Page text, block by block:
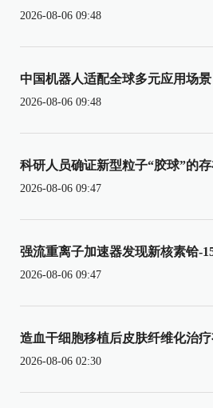
2026-08-06 09:48
中国机器人适配全球多元应用场景
2026-08-06 09:48
科研人员确证新型粒子“胶球”的
2026-08-06 09:47
强流重离子加速器发现新核素铪-
2026-08-06 09:47
造血干细胞移植后皮肤纤维化治
2026-08-06 02:30